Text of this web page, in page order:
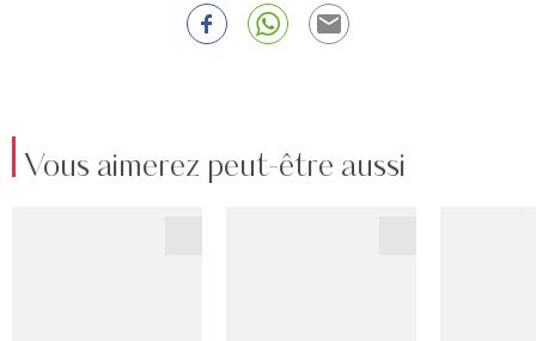
Vous aimerez peut-être aussi